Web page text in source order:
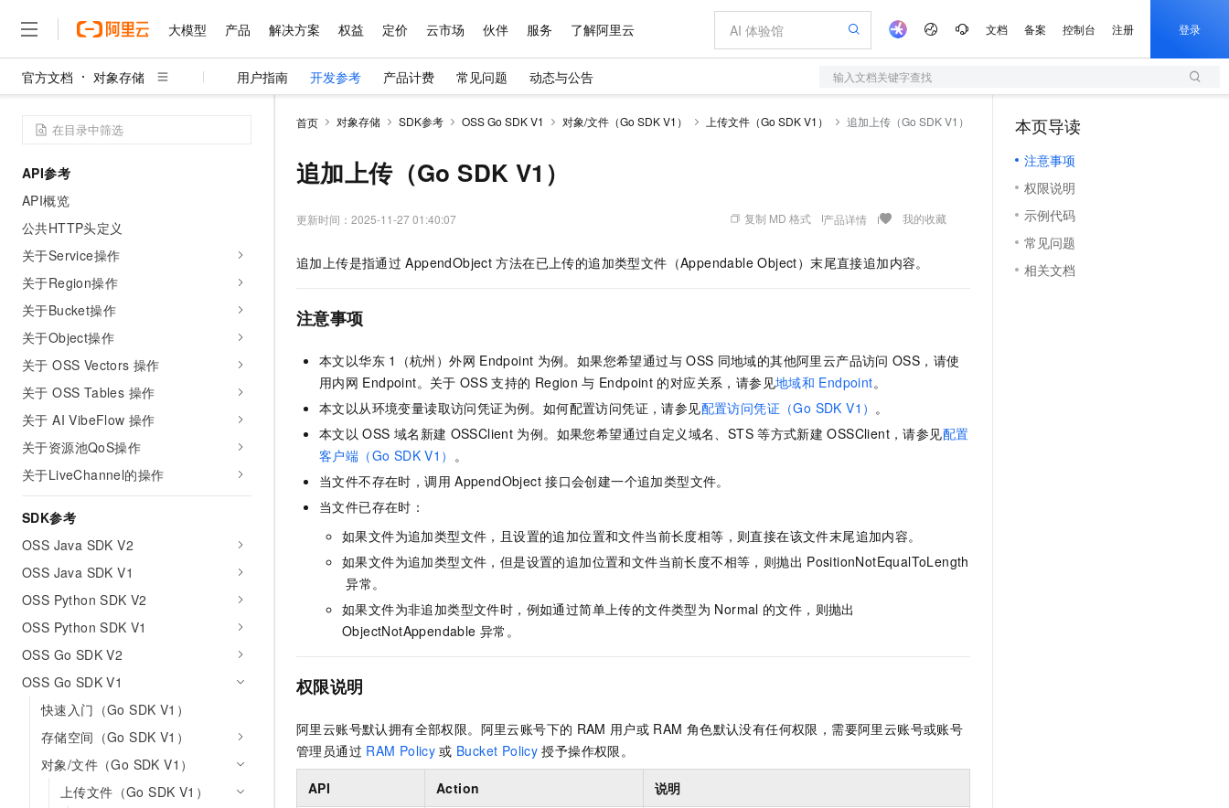
大模型 产品 解决方案 权益 定价 云市场 伙伴 服务 了解阿里云 文档 备案 控制台 注册 登录
官方文档 对象存储 用户指南 开发参考 产品计费 常见问题 动态与公告 输入文档关键字查找
API参考
API概览
公共HTTP头定义
关于Service操作
关于Region操作
关于Bucket操作
关于Object操作
关于 OSS Vectors 操作
关于 OSS Tables 操作
关于 AI VibeFlow 操作
关于资源池QoS操作
关于LiveChannel的操作
SDK参考
OSS Java SDK V2
OSS Java SDK V1
OSS Python SDK V2
OSS Python SDK V1
OSS Go SDK V2
OSS Go SDK V1
快速入门（Go SDK V1）
存储空间（Go SDK V1）
对象/文件（Go SDK V1）
上传文件（Go SDK V1）
首页 对象存储 SDK参考 OSS Go SDK V1 对象/文件（Go SDK V1） 上传文件（Go SDK V1） 追加上传（Go SDK V1）
追加上传（Go SDK V1）
更新时间： 2025-11-27 01:40:07 复制 MD 格式 产品详情 我的收藏
追加上传是指通过 AppendObject 方法在已上传的追加类型文件（Appendable Object）末尾直接追加内容。
注意事项
本文以华东 1（杭州）外网 Endpoint 为例。如果您希望通过与 OSS 同地域的其他阿里云产品访问 OSS，请使
用内网 Endpoint。关于 OSS 支持的 Region 与 Endpoint 的对应关系，请参见地域和 Endpoint。
本文以从环境变量读取访问凭证为例。如何配置访问凭证，请参见配置访问凭证（Go SDK V1） 。
本文以 OSS 域名新建 OSSClient 为例。如果您希望通过自定义域名、STS 等方式新建 OSSClient，请参见配置
客户端（Go SDK V1） 。
当文件不存在时，调用 AppendObject 接口会创建一个追加类型文件。
当文件已存在时：
如果文件为追加类型文件，且设置的追加位置和文件当前长度相等，则直接在该文件末尾追加内容。
如果文件为追加类型文件，但是设置的追加位置和文件当前长度不相等，则抛出 PositionNotEqualToLength
异常。
如果文件为非追加类型文件时，例如通过简单上传的文件类型为 Normal 的文件，则抛出
ObjectNotAppendable 异常。
权限说明
阿里云账号默认拥有全部权限。阿里云账号下的 RAM 用户或 RAM 角色默认没有任何权限，需要阿里云账号或账号
管理员通过 RAM Policy 或 Bucket Policy 授予操作权限。
API Action 说明
本页导读
注意事项
权限说明
示例代码
常见问题
相关文档
大模型
千问AI平台 大模型服务平台百炼
能看、能想、能动手的多模态智能体模型
视觉 Coding、空间感知、多模态思考等全面升级
旗舰 MoE 大模型，百万上下文与顶尖推理能力
GLM-5.2
1M上下文，专为长程任务能力而生
图生视频，流畅自然，细节丰富
语音识别与合成
Qwen3-TTS-Flash
大模型服务
千问AI平台-Token Plan NEW
个人版上线、团队版降价；千问3.8-Max首发发尝鲜
千问AI平台-模型体验
在线体验全尺寸、多种模态的模型效果
Happy 系列大模型
AI 应用构建
大模型服务平台百炼-应用模版
丰富多元化的应用模版和解决方案
灵活可视化地构建企业级 Agent
Qoder HOT
面向真实软件的智能体编程平台
大模型解决方案
快速部署 Dify，高效搭建 AI 应用
依托云原生高可用架构,实现Dify私有化部署
10分钟微调：让0.6B模型媲美235B模型 多模态数据信息提取
产品
精选产品
计算
容器
网络与CDN
安全
中间件
大数据计算
媒体服务
域名与网站
终端用户计算
Serverless
开发工具
迁移与运维管理
精选产品
大模型服务与应用平台
多元化、高性能、安全可靠的大模型服务
无影云电脑
随时随地安全接入的云上超级电脑
云解析DNS
云原生大数据计算服务 MaxCompute
面向分析的企业级SaaS模式云数据仓库
人工智能平台 PAI 大模型
一站式AI开发、训练和推理服务
容器服务 Kubernetes 版 ACK
提供一站式管理容器应用的 K8s 服务
全托管，含MySQL、PostgreSQL、SQL Server、MariaDB多引擎
Qoder
面向真实软件的智能体编程平台
云防火墙
云原生的云上边界网络安全防护产品
轻量应用服务器
数字证书管理服务（原SSL证书）
实现全站 HTTPS，呈现可信的 Web 访问
短信服务
解决方案
精选解决方案
互联网应用开发
大数据
安全
网络
企业出海
政企业务
精选解决方案
上传文档即自动完成翻译和格式还原
Hermes Agent，打造自进化智能体
自主进化，持久记忆，越用越聪明
快速拥有专属 OpenClaw
5 分钟轻松部署专属 QwenPaw
从聊天伙伴进化为能主动干活的本地数字员工
一键购买专属联机服务器，轻松开启游戏
高效搭建 AI 智能体与工作流应用
Agency Agents：拥有专属领域专家
HappyHorse 打造一站式影视创作平台
漫剧工坊：一站式动画创作平台
快速生产连贯的高质量长漫剧
权益 普惠上云
云服务器38元/年起，超值低价云产品抢先购
推荐新用户得奖励，单订单最高返9万
云工开物
高校专属算力普惠，学生认证享300元代金券
免费试用
解决方案免费试用 新老同享
最高领取价值200元试用点，立即开启云上创新
AI 产品 免费试用
1亿+ 大模型 tokens 和 30+ 款产品免费体验
140+云产品 免费试用
产品新客免费试用，最长12个月
大模型ACA认证体验
助力企业全员 AI 认知与能力提升
AI 特惠
Token Plan 模型订阅计划
Qwen3.8-Max 首发尝鲜，限时加量 10 倍，夜间低至2折
万小智 AI 建站低至 15元/月
送.CN域名，送备案服务码
Night Plan 支持 Qwen 3.8-Max
夜间 5 折，Qwen/Meoo/TokenPlan 客户专享
AI 场景体验
从图文生成到视频创作，一键激活电商全链路生产力
AI 广告创作
图文、视频一站生成，高效打造优质广告素材
AI 短剧/漫剧
AI助力短剧漫剧创作，剧本、分镜、视频高效生成
AI 办公
AI智能应用，一键激活高效办公新体验
AI 活动
AI 生产力先锋
先锋实践拓展 AI 生产力的边界
飞天发布时刻
所见，即是所愿
AI 实训营
从基础到进阶，Agent 创客手把手教你
定价 产品定价
了解云产品的定价详情
云上成本管理
管理和优化成本
价格计算器
自助选配和估算价格
价格优势
配置报价器
一站式生成采购清单，支持单品或批量购买
阿里云 OPC 创新助力计划
Token 补贴，五大权
益加速 OPC 成功
云市场 精选商城
多端小程序
观测云
Tuya 物联网平台阿里云版
电子合同
畅捷通
Tableau 订阅
行业生态解决方案
开发者生态解决方案
AI 开发和 AI 应用解决方案
数据与 API
手机三要素
OCR 文字识别
快递物流查询
企业应用
CRM
OA 办公系统
财税管理
基础软件
JAVA
WordPress
Ubuntu
Red Hat
模板建站
建站系统
专业服务
公司注册
上云迁移
伙伴 成为销售伙伴
咨询伙伴
销售伙伴合作计划
无影生态合作计划
Consulting Partner 合作计划
成为产品伙伴
产品生态伙伴
产品伙伴合作计划
云网络合作计划
成为服务伙伴
服务生态伙伴
服务伙伴合作计划
Al MaaS 服务伙伴赋能合作
伙伴信用分合作计划
更多支持
合作伙伴培训与认证
服务 售前咨询
售后服务
自助服务
在线服务
短信专区
企业增值服务
专家技术服务
企业成长
阿里云认证
信息公告
开发者社区
镜像站
了解阿里云 为什么选择阿里云
技术领先
分析师报告
研究报告与白皮书
天池大赛
云开发大赛
入门学习赛
最佳实践
云上奥运之旅
看见新力量
市场活动
高校合作
云工开物
加入我们
校园招聘